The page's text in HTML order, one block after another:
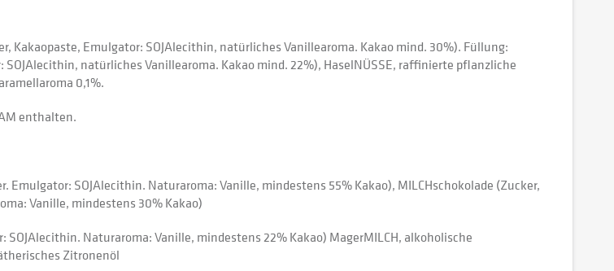
Kakaopaste, Emulgator: SOJAlecithin, natürliches Vanillearoma. Kakao mind. 30%). Füllung:
natürliches Vanillearoma. Kakao mind. 22%), HaselNÜSSE, raffinierte pflanzliche
0,1%.
enthalten.
SOJAlecithin. Naturaroma: Vanille, mindestens 55% Kakao), MILCHschokolade (Zucker,
Vanille, mindestens 30% Kakao)
Naturaroma: Vanille, mindestens 22% Kakao) MagerMILCH, alkoholische
Zitronenöl